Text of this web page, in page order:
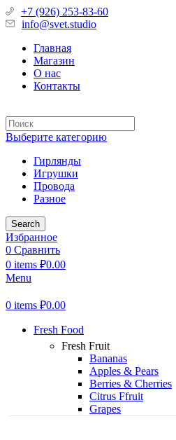
+7 (926) 253-83-60
info@svet.studio
Главная
Магазин
О нас
Контакты
Выберите категорию
Гирлянды
Игрушки
Провода
Разное
Search
Избранное
0 Сравнить
0 items ₽0.00
Menu
0 items ₽0.00
Fresh Food
Fresh Fruit
Bananas
Apples & Pears
Berries & Cherries
Citrus Ffruit
Grapes